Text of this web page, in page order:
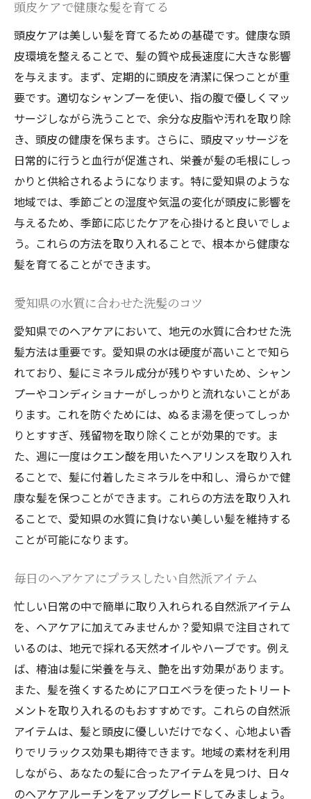
ア
スペシャルケアで髪にご褒美を
愛知県のトレンドに合わせたヘアケア提案
美しい髪を手に入れるための愛知県限定のヘア
ケアアドバイス
地域に合わせたヘアケアのポイント
愛知県内のヘアケア専門家からのアドバイ
ス
地元に根ざしたヘアケア習慣
愛知県産の天然素材を使ったヘアケア
地域独特のケア方法で髪を美しく保つ
愛知県の風土に合ったヘアケアの秘訣
の選び方
愛知県産の原料を使ったヘアケア製品
地元で人気のヘアケアブランド紹介
愛知県の自然を活かした製品の選び方
地域特有の美容成分を含む製品
地元でしか手に入らないユニークなヘアケ
アアイテム
愛知県の文化を反映したヘアケア製品
頭皮ケアで健康な髪を育てる
頭皮ケアは美しい髪を育てるための基礎です。健康な頭
皮環境を整えることで、髪の質や成長速度に大きな影響
を与えます。まず、定期的に頭皮を清潔に保つことが重
要です。適切なシャンプーを使い、指の腹で優しくマッ
サージしながら洗うことで、余分な皮脂や汚れを取り除
き、頭皮の健康を保ちます。さらに、頭皮マッサージを
日常的に行うと血行が促進され、栄養が髪の毛根にしっ
かりと供給されるようになります。特に愛知県のような
地域では、季節ごとの湿度や気温の変化が頭皮に影響を
与えるため、季節に応じたケアを心掛けると良いでしょ
う。これらの方法を取り入れることで、根本から健康な
髪を育てることができます。
愛知県の水質に合わせた洗髪のコツ
愛知県でのヘアケアにおいて、地元の水質に合わせた洗
髪方法は重要です。愛知県の水は硬度が高いことで知ら
れており、髪にミネラル成分が残りやすいため、シャン
プーやコンディショナーがしっかりと流れないことがあ
ります。これを防ぐためには、ぬるま湯を使ってしっか
りとすすぎ、残留物を取り除くことが効果的です。ま
た、週に一度はクエン酸を用いたヘアリンスを取り入れ
ることで、髪に付着したミネラルを中和し、滑らかで健
康な髪を保つことができます。これらの方法を取り入れ
ることで、愛知県の水質に負けない美しい髪を維持する
ことが可能になります。
毎日のヘアケアにプラスしたい自然派アイテム
忙しい日常の中で簡単に取り入れられる自然派アイテム
を、ヘアケアに加えてみませんか？愛知県で注目されて
いるのは、地元で採れる天然オイルやハーブです。例え
ば、椿油は髪に栄養を与え、艶を出す効果があります。
また、髪を強くするためにアロエベラを使ったトリート
メントを取り入れるのもおすすめです。これらの自然派
アイテムは、髪と頭皮に優しいだけでなく、心地よい香
りでリラックス効果も期待できます。地域の素材を利用
しながら、あなたの髪に合ったアイテムを見つけ、日々
のヘアケアルーチンをアップグレードしてみましょう。